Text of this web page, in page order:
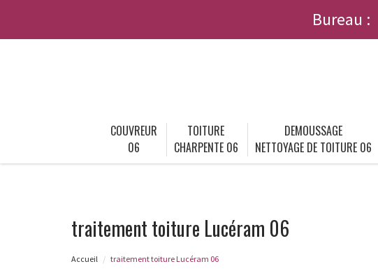
Bureau :
COUVREUR
06
TOITURE
CHARPENTE 06
DEMOUSSAGE
NETTOYAGE DE TOITURE 06
traitement toiture Lucéram 06
Accueil traitement toiture Lucéram 06